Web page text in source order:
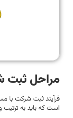
مراحل ثبت
فرآیند ثبت شرکت با
است که باید به